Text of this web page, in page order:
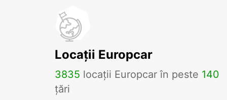
Locații Europcar
3835 locații Europcar în peste 140
țări